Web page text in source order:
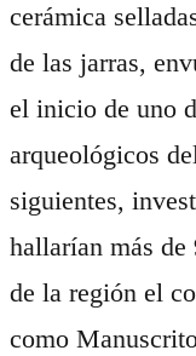
cerámica
de las jarras,
el inicio de uno
arqueológicos
siguientes,
hallarían más de
de la región el
como